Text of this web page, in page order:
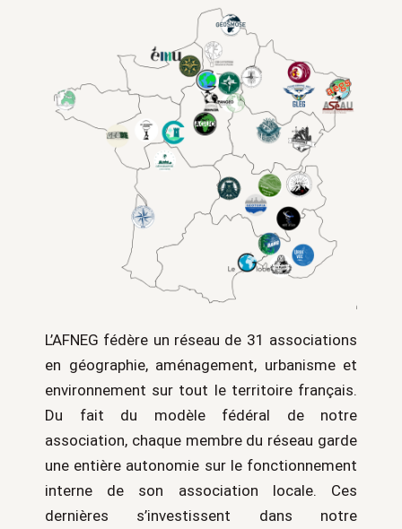
L’AFNEG fédère un réseau de 31 associations
en géographie, aménagement, urbanisme et
environnement sur tout le territoire français.
Du fait du modèle fédéral de notre
association, chaque membre du réseau garde
une entière autonomie sur le fonctionnement
interne de son association locale. Ces
dernières s’investissent dans notre